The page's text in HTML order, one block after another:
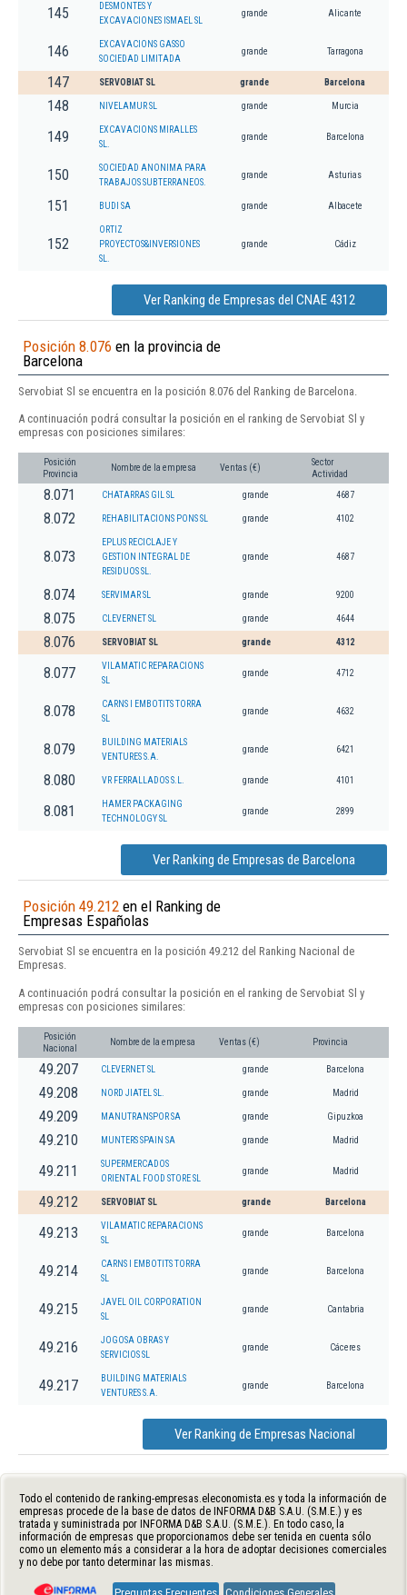
145
DESMONTES Y
EXCAVACIONES ISMAEL SL
grande Alicante
146
EXCAVACIONS GASSO
SOCIEDAD LIMITADA
grande Tarragona
147 SERVOBIAT SL grande Barcelona
148 NIVELAMUR SL grande Murcia
149
EXCAVACIONS MIRALLES
SL.
grande Barcelona
150
SOCIEDAD ANONIMA PARA
TRABAJOS SUBTERRANEOS.
grande Asturias
151 BUDI SA grande Albacete
152
ORTIZ
PROYECTOS&INVERSIONES
SL.
grande Cádiz
Ver Ranking de Empresas del CNAE 4312
Posición 8.076 en la provincia de
Barcelona
Servobiat Sl se encuentra en la posición 8.076 del Ranking de Barcelona.
A continuación podrá consultar la posición en el ranking de Servobiat Sl y
empresas con posiciones similares:
Posición
Provincia
Nombre de la empresa Ventas (€)
Sector
Actividad
8.071 CHATARRAS GIL SL grande 4687
8.072 REHABILITACIONS PONS SL grande 4102
8.073
EPLUS RECICLAJE Y
GESTION INTEGRAL DE
RESIDUOS SL.
grande 4687
8.074 SERVIMAR SL grande 9200
8.075 CLEVERNET SL grande 4644
8.076 SERVOBIAT SL grande 4312
8.077
VILAMATIC REPARACIONS
SL
grande 4712
8.078
CARNS I EMBOTITS TORRA
SL
grande 4632
8.079
BUILDING MATERIALS
VENTURES S.A.
grande 6421
8.080 VR FERRALLADOS S.L. grande 4101
8.081
HAMER PACKAGING
TECHNOLOGY SL
grande 2899
Ver Ranking de Empresas de Barcelona
Posición 49.212 en el Ranking de
Empresas Españolas
Servobiat Sl se encuentra en la posición 49.212 del Ranking Nacional de
Empresas.
A continuación podrá consultar la posición en el ranking de Servobiat Sl y
empresas con posiciones similares:
Posición
Nacional
Nombre de la empresa Ventas (€) Provincia
49.207 CLEVERNET SL grande Barcelona
49.208 NORD JIATEL SL. grande Madrid
49.209 MANUTRANSPOR SA grande Gipuzkoa
49.210 MUNTERS SPAIN SA grande Madrid
49.211
SUPERMERCADOS
ORIENTAL FOOD STORE SL
grande Madrid
49.212 SERVOBIAT SL grande Barcelona
49.213
VILAMATIC REPARACIONS
SL
grande Barcelona
49.214
CARNS I EMBOTITS TORRA
SL
grande Barcelona
49.215
JAVEL OIL CORPORATION
SL
grande Cantabria
49.216
JOGOSA OBRAS Y
SERVICIOS SL
grande Cáceres
49.217
BUILDING MATERIALS
VENTURES S.A.
grande Barcelona
Ver Ranking de Empresas Nacional
Todo el contenido de ranking-empresas.eleconomista.es y toda la información de
empresas procede de la base de datos de INFORMA D&B S.A.U. (S.M.E.) y es
tratada y suministrada por INFORMA D&B S.A.U. (S.M.E.). En todo caso, la
información de empresas que proporcionamos debe ser tenida en cuenta sólo
como un elemento más a considerar a la hora de adoptar decisiones comerciales
y no debe por tanto determinar las mismas.